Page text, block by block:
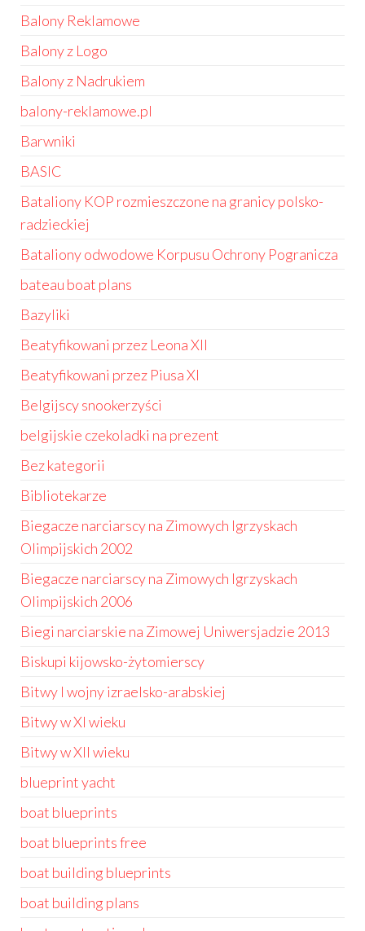
Balony Reklamowe
Balony z Logo
Balony z Nadrukiem
balony-reklamowe.pl
Barwniki
BASIC
Bataliony KOP rozmieszczone na granicy polsko-
radzieckiej
Bataliony odwodowe Korpusu Ochrony Pogranicza
bateau boat plans
Bazyliki
Beatyfikowani przez Leona XII
Beatyfikowani przez Piusa XI
Belgijscy snookerzyści
belgijskie czekoladki na prezent
Bez kategorii
Bibliotekarze
Biegacze narciarscy na Zimowych Igrzyskach
Olimpijskich 2002
Biegacze narciarscy na Zimowych Igrzyskach
Olimpijskich 2006
Biegi narciarskie na Zimowej Uniwersjadzie 2013
Biskupi kijowsko-żytomierscy
Bitwy I wojny izraelsko-arabskiej
Bitwy w XI wieku
Bitwy w XII wieku
blueprint yacht
boat blueprints
boat blueprints free
boat building blueprints
boat building plans